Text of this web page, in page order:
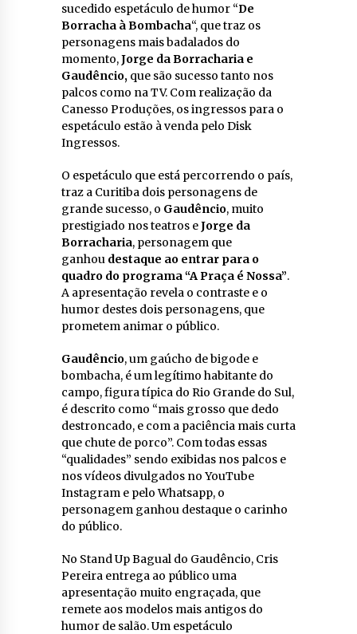
sucedido espetáculo de humor “De
Borracha à Bombacha“, que traz os
personagens mais badalados do
momento,Jorge da Borracharia e
Gaudêncio, que são sucesso tanto nos
palcos como na TV. Com realização da
Canesso Produções, os ingressos para o
espetáculo estão à venda pelo Disk
Ingressos.
O espetáculo que está percorrendo o país,
traz a Curitiba dois personagens de
grande sucesso, o Gaudêncio, muito
prestigiado nos teatros eJorge da
Borracharia, personagem que
ganhou destaque ao entrar para o
quadro do programa “A Praça é Nossa”.
A apresentação revela o contraste e o
humor destes dois personagens, que
prometem animar o público.
Gaudêncio, um gaúcho de bigode e
bombacha, é um legítimo habitante do
campo, figura típica do Rio Grande do Sul,
é descrito como “mais grosso que dedo
destroncado, e com a paciência mais curta
que chute de porco”. Com todas essas
“qualidades” sendo exibidas nos palcos e
nos vídeos divulgados no YouTube
Instagram e pelo Whatsapp, o
personagem ganhou destaque o carinho
do público.
No Stand Up Bagual do Gaudêncio, Cris
Pereira entrega ao público uma
apresentação muito engraçada, que
remete aos modelos mais antigos do
humor de salão. Um espetáculo